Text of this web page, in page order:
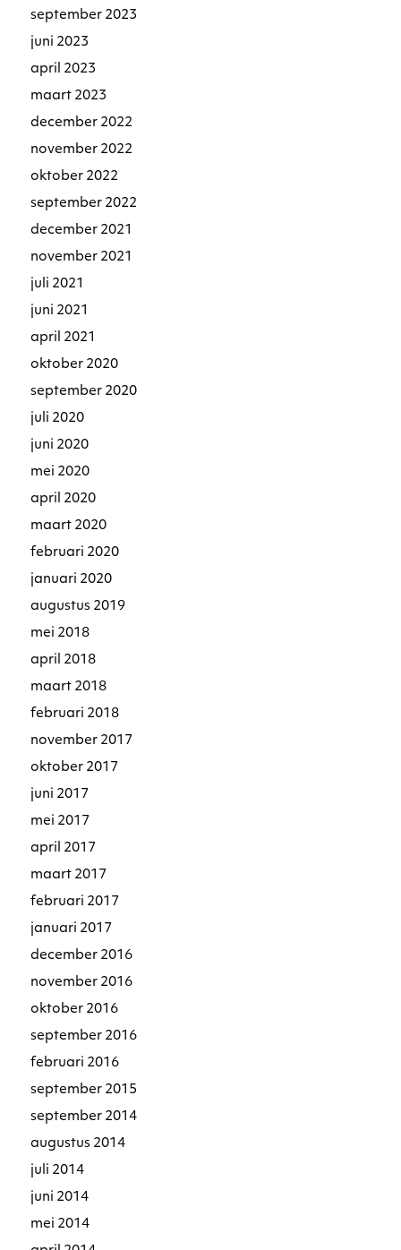
september 2023
juni 2023
april 2023
maart 2023
december 2022
november 2022
oktober 2022
september 2022
december 2021
november 2021
juli 2021
juni 2021
april 2021
oktober 2020
september 2020
juli 2020
juni 2020
mei 2020
april 2020
maart 2020
februari 2020
januari 2020
augustus 2019
mei 2018
april 2018
maart 2018
februari 2018
november 2017
oktober 2017
juni 2017
mei 2017
april 2017
maart 2017
februari 2017
januari 2017
december 2016
november 2016
oktober 2016
september 2016
februari 2016
september 2015
september 2014
augustus 2014
juli 2014
juni 2014
mei 2014